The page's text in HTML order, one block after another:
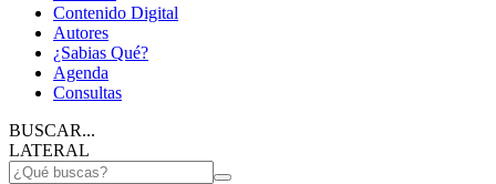
Contenido Digital
Autores
¿Sabias Qué?
Agenda
Consultas
BUSCAR...
LATERAL